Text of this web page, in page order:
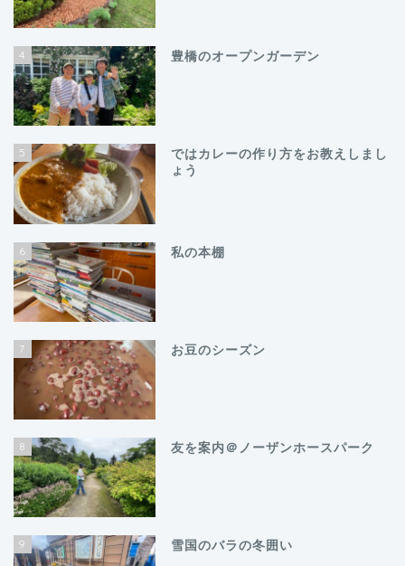
4 豊橋のオープンガーデン
5
ではカレーの作り方をお教えしまし
ょう
6 私の本棚
7 お豆のシーズン
8 友を案内＠ノーザンホースパーク
9 雪国のバラの冬囲い